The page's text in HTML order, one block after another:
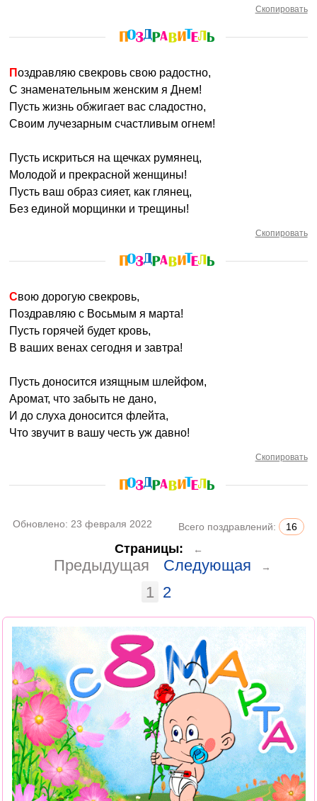
Скопировать
Поздравляю свекровь свою радостно,
С знаменательным женским я Днем!
Пусть жизнь обжигает вас сладостно,
Своим лучезарным счастливым огнем!
Пусть искриться на щечках румянец,
Молодой и прекрасной женщины!
Пусть ваш образ сияет, как глянец,
Без единой морщинки и трещины!
Скопировать
Свою дорогую свекровь,
Поздравляю с Восьмым я марта!
Пусть горячей будет кровь,
В ваших венах сегодня и завтра!
Пусть доносится изящным шлейфом,
Аромат, что забыть не дано,
И до слуха доносится флейта,
Что звучит в вашу честь уж давно!
Скопировать
Обновлено: 23 февраля 2022 Всего поздравлений: 16
Страницы: ←
Предыдущая Следующая →
1 2